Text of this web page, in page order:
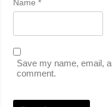
Name *
Save my name, email,
comment.